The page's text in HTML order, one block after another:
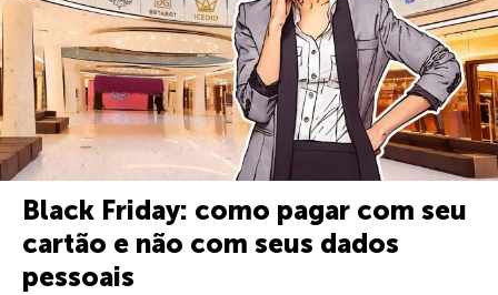
Black Friday: como pagar com seu
cartão e não com seus dados
pessoais